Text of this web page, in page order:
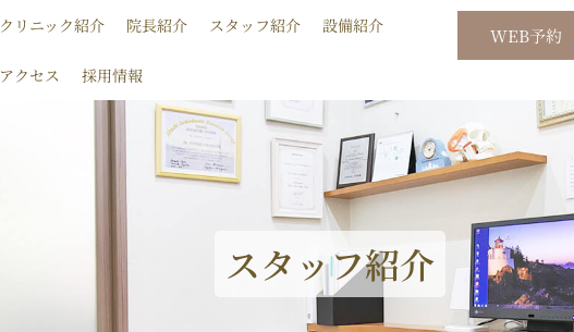
クリニック紹介 院長紹介 スタッフ紹介 設備紹介
アクセス 採用情報
WEB予約
スタッフ紹介